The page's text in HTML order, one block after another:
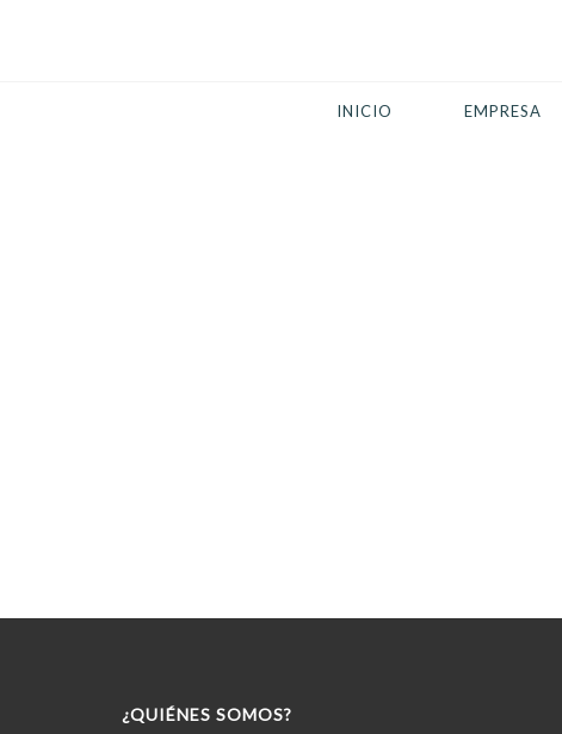
INICIO EMPRESA
¿QUIÉNES SOMOS?